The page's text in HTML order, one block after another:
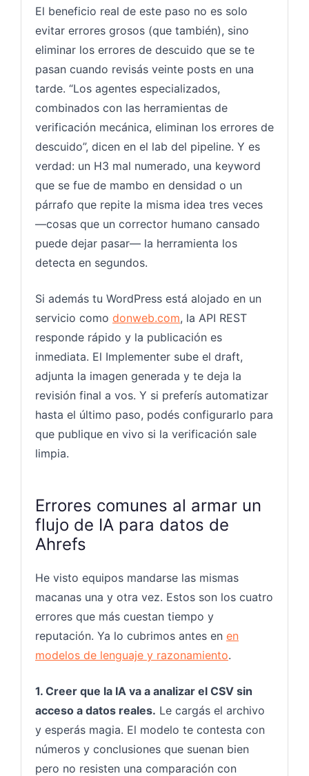
El beneficio real de este paso no es solo
evitar errores grosos (que también), sino
eliminar los errores de descuido que se te
pasan cuando revisás veinte posts en una
tarde. “Los agentes especializados,
combinados con las herramientas de
verificación mecánica, eliminan los errores de
descuido”, dicen en el lab del pipeline. Y es
verdad: un H3 mal numerado, una keyword
que se fue de mambo en densidad o un
párrafo que repite la misma idea tres veces
—cosas que un corrector humano cansado
puede dejar pasar— la herramienta los
detecta en segundos.
Si además tu WordPress está alojado en un
servicio como donweb.com, la API REST
responde rápido y la publicación es
inmediata. El Implementer sube el draft,
adjunta la imagen generada y te deja la
revisión final a vos. Y si preferís automatizar
hasta el último paso, podés configurarlo para
que publique en vivo si la verificación sale
limpia.
Errores comunes al armar un
flujo de IA para datos de
Ahrefs
He visto equipos mandarse las mismas
macanas una y otra vez. Estos son los cuatro
errores que más cuestan tiempo y
reputación. Ya lo cubrimos antes en en
modelos de lenguaje y razonamiento.
1. Creer que la IA va a analizar el CSV sin
acceso a datos reales. Le cargás el archivo
y esperás magia. El modelo te contesta con
números y conclusiones que suenan bien
pero no resisten una comparación con